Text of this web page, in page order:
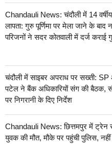
Chandauli News: चंदौली में 14
लापता: गुरु पूर्णिमा पर मेला जाने के बाद
परिजनों ने सदर कोतवाली में दर्ज कराई
चंदौली में साइबर अपराध पर सख्ती:
पटेल ने बैंक अधिकारियों संग की बैठक,
पर निगरानी के दिए निर्देश
Chandauli News: छित्तमपुर में
युवक की मौत, मौके पर पहुंची पुलिस, नहीं